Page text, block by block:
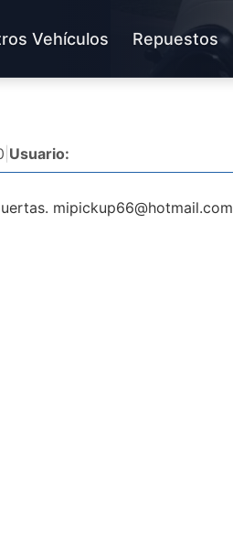
Vehículos Repuestos
Usuario:
mipickup66@hotmail.com